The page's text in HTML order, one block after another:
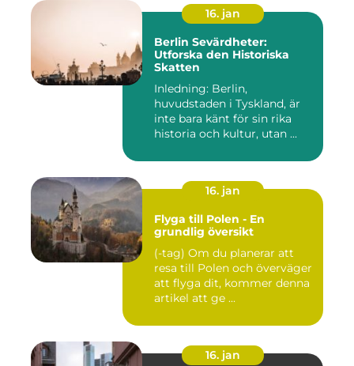
16. jan
Berlin Sevärdheter:
Utforska den Historiska
Skatten
Inledning: Berlin,
huvudstaden i Tyskland, är
inte bara känt för sin rika
historia och kultur, utan ...
16. jan
Flyga till Polen - En
grundlig översikt
(-tag) Om du planerar att
resa till Polen och överväger
att flyga dit, kommer denna
artikel att ge ...
16. jan